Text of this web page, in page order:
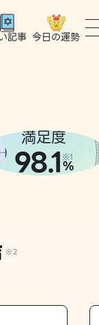
記事 今日の運勢
満足度
98.1 ※1
%
※2